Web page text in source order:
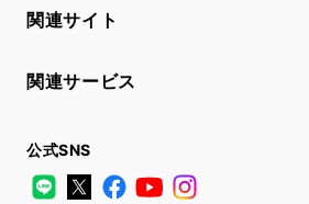
関連サイト
関連サービス
公式SNS
LINE
X FacebookYouTube